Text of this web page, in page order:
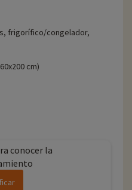
frigorífico/congelador,
cm)
conocer la